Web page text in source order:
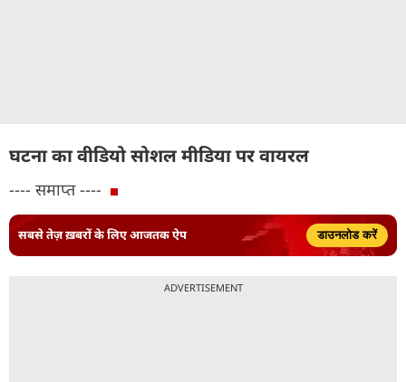
घटना का वीडियो सोशल मीडिया पर वायरल
---- समाप्त ----
सबसे तेज़ ख़बरों के लिए आजतक ऐप डाउनलोड करें
ADVERTISEMENT